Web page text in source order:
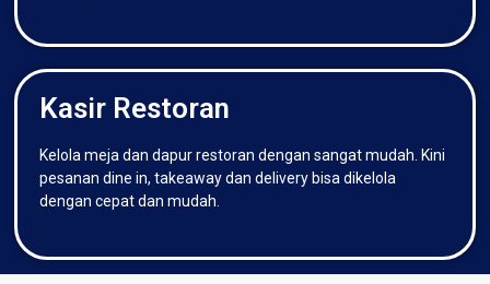
Kasir Restoran
Kelola meja dan dapur restoran dengan sangat mudah. Kini
pesanan dine in, takeaway dan delivery bisa dikelola
dengan cepat dan mudah.